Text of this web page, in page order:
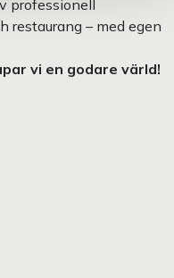
professionell
restaurang – med egen
vi en godare värld!